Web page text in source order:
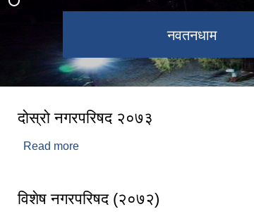
नवतनधाम
कागेश्वरी महादेव मन्दिर
दोस्रो नगरपरिषद २०७३
Read more
विशेष नगरपरिषद (२०७२)